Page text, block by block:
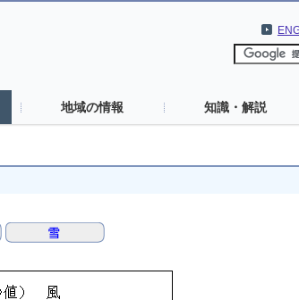
地域の情報 知識・解説